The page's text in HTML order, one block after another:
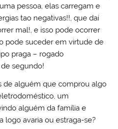
pessoa, elas carregam e
tao negativas!!, que dai
mal!, e isso pode ocorrer
pode suceder em virtude de
praga – rogado
segundo!
de alguém que comprou algo
um
alguém da família e
logo avaria ou estraga-se?